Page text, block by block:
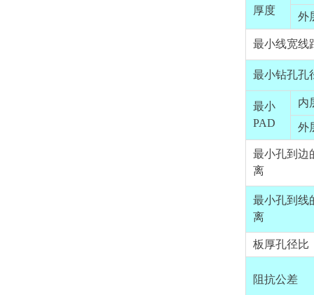
厚度
外
最小线宽线
最小钻孔孔
最小
PAD
内
外
最小孔到边
离
最小孔到线
离
板厚孔径比
阻抗公差